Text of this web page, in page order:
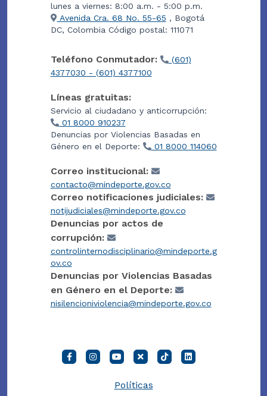
lunes a viernes: 8:00 a.m. - 5:00 p.m.
Avenida Cra. 68 No. 55-65 , Bogotá
DC, Colombia Código postal: 111071
Teléfono Conmutador:
(601)
4377030 - (601) 4377100
Líneas gratuitas:
Servicio al ciudadano y anticorrupción:
01 8000 910237
Denuncias por Violencias Basadas en
Género en el Deporte:
01 8000 114060
Correo institucional:
contacto@mindeporte.gov.co
Correo notificaciones judiciales:
notijudiciales@mindeporte.gov.co
Denuncias por actos de
corrupción:
controlinternodisciplinario@mindeporte.g
ov.co
Denuncias por Violencias Basadas
en Género en el Deporte:
nisilencioniviolencia@mindeporte.gov.co
Políticas